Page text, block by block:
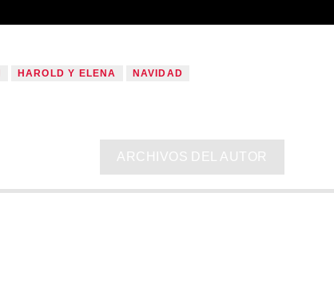
HAROLD Y ELENA NAVIDAD
ARCHIVOS DEL AUTOR